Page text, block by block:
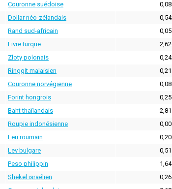
Couronne suédoise
Dollar néo-zélandais
Rand sud-africain
Livre turque
Zloty polonais
Ringgit malaisien
Couronne norvégienne
Forint hongrois
Baht thaïlandais
Roupie indonésienne
Leu roumain
Lev bulgare
Peso philippin
Shekel israélien